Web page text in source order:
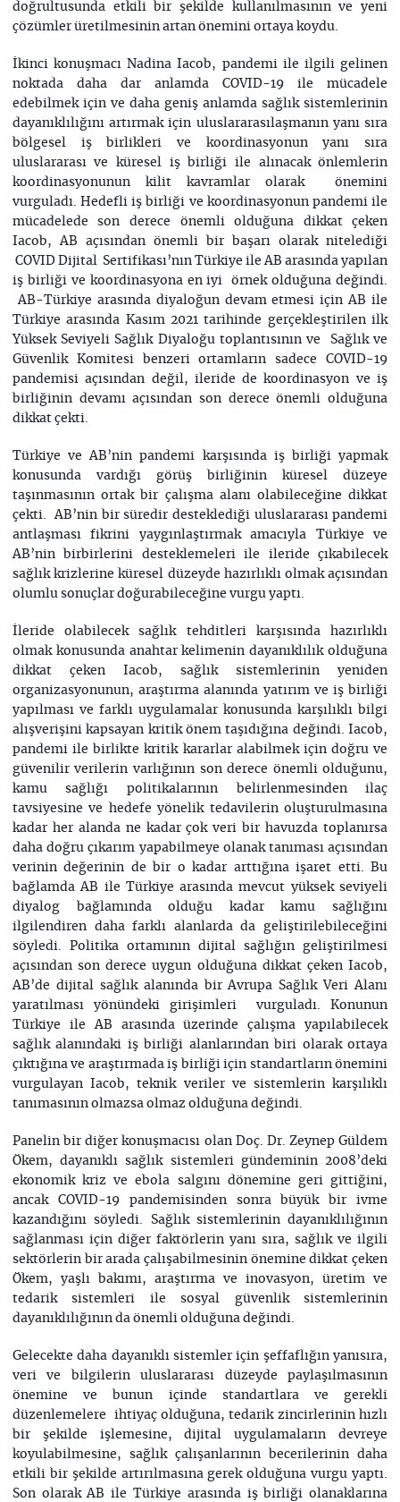
doğrultusunda etkili bir şekilde kullanılmasının ve yeni
çözümler üretilmesinin artan önemini ortaya koydu.
İkinci konuşmacı Nadina Iacob, pandemi ile ilgili gelinen
noktada daha dar anlamda COVID-19 ile mücadele
edebilmek için ve daha geniş anlamda sağlık sistemlerinin
dayanıklılığını artırmak için uluslararasılaşmanın yanı sıra
bölgesel iş birlikleri ve koordinasyonun yanı sıra
uluslararası ve küresel iş birliği ile alınacak önlemlerin
koordinasyonunun kilit kavramlar olarak önemini
vurguladı. Hedefli iş birliği ve koordinasyonun pandemi ile
mücadelede son derece önemli olduğuna dikkat çeken
Iacob, AB açısından önemli bir başarı olarak nitelediği
COVID Dijital Sertifikası’nın Türkiye ile AB arasında yapılan
iş birliği ve koordinasyona en iyi örnek olduğuna değindi.
AB-Türkiye arasında diyaloğun devam etmesi için AB ile
Türkiye arasında Kasım 2021 tarihinde gerçekleştirilen ilk
Yüksek Seviyeli Sağlık Diyaloğu toplantısının ve Sağlık ve
Güvenlik Komitesi benzeri ortamların sadece COVID-19
pandemisi açısından değil, ileride de koordinasyon ve iş
birliğinin devamı açısından son derece önemli olduğuna
dikkat çekti.
Türkiye ve AB’nin pandemi karşısında iş birliği yapmak
konusunda vardığı görüş birliğinin küresel düzeye
taşınmasının ortak bir çalışma alanı olabileceğine dikkat
çekti. AB’nin bir süredir desteklediği uluslararası pandemi
antlaşması fikrini yaygınlaştırmak amacıyla Türkiye ve
AB’nin birbirlerini desteklemeleri ile ileride çıkabilecek
sağlık krizlerine küresel düzeyde hazırlıklı olmak açısından
olumlu sonuçlar doğurabileceğine vurgu yaptı.
İleride olabilecek sağlık tehditleri karşısında hazırlıklı
olmak konusunda anahtar kelimenin dayanıklılık olduğuna
dikkat çeken Iacob, sağlık sistemlerinin yeniden
organizasyonunun, araştırma alanında yatırım ve iş birliği
yapılması ve farklı uygulamalar konusunda karşılıklı bilgi
alışverişini kapsayan kritik önem taşıdığına değindi. Iacob,
pandemi ile birlikte kritik kararlar alabilmek için doğru ve
güvenilir verilerin varlığının son derece önemli olduğunu,
kamu sağlığı politikalarının belirlenmesinden ilaç
tavsiyesine ve hedefe yönelik tedavilerin oluşturulmasına
kadar her alanda ne kadar çok veri bir havuzda toplanırsa
daha doğru çıkarım yapabilmeye olanak tanıması açısından
verinin değerinin de bir o kadar arttığına işaret etti. Bu
bağlamda AB ile Türkiye arasında mevcut yüksek seviyeli
diyalog bağlamında olduğu kadar kamu sağlığını
ilgilendiren daha farklı alanlarda da geliştirilebileceğini
söyledi. Politika ortamının dijital sağlığın geliştirilmesi
açısından son derece uygun olduğuna dikkat çeken Iacob,
AB’de dijital sağlık alanında bir Avrupa Sağlık Veri Alanı
yaratılması yönündeki girişimleri vurguladı. Konunun
Türkiye ile AB arasında üzerinde çalışma yapılabilecek
sağlık alanındaki iş birliği alanlarından biri olarak ortaya
çıktığına ve araştırmada iş birliği için standartların önemini
vurgulayan Iacob, teknik veriler ve sistemlerin karşılıklı
tanımasının olmazsa olmaz olduğuna değindi.
Panelin bir diğer konuşmacısı olan Doç. Dr. Zeynep Güldem
Ökem, dayanıklı sağlık sistemleri gündeminin 2008’deki
ekonomik kriz ve ebola salgını dönemine geri gittiğini,
ancak COVID-19 pandemisinden sonra büyük bir ivme
kazandığını söyledi. Sağlık sistemlerinin dayanıklılığının
sağlanması için diğer faktörlerin yanı sıra, sağlık ve ilgili
sektörlerin bir arada çalışabilmesinin önemine dikkat çeken
Ökem, yaşlı bakımı, araştırma ve inovasyon, üretim ve
tedarik sistemleri ile sosyal güvenlik sistemlerinin
dayanıklılığının da önemli olduğuna değindi.
Gelecekte daha dayanıklı sistemler için şeffaflığın yanısıra,
veri ve bilgilerin uluslararası düzeyde paylaşılmasının
önemine ve bunun içinde standartlara ve gerekli
düzenlemelere ihtiyaç olduğuna, tedarik zincirlerinin hızlı
bir şekilde işlemesine, dijital uygulamaların devreye
koyulabilmesine, sağlık çalışanlarının becerilerinin daha
etkili bir şekilde artırılmasına gerek olduğuna vurgu yaptı.
Son olarak AB ile Türkiye arasında iş birliği olanaklarına